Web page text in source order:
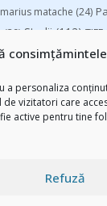
a personaliza
vizitatori care
active pentru tine
Refuză
marius matache (24)
(39) Studii (112) TIFF